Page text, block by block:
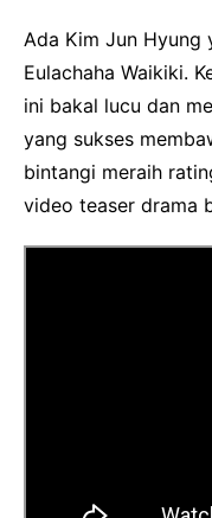
Ada Kim Jun Hyung
Eulachaha Waikiki.
ini bakal lucu dan
yang sukses
bintangi meraih
video teaser drama